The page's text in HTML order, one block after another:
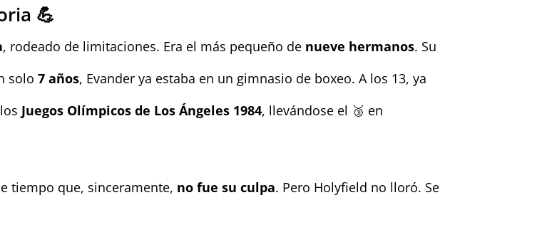
💪
, rodeado de limitaciones. Era el más pequeño de nueve hermanos. Su
solo7 años, Evander ya estaba en un gimnasio de boxeo. A los 13, ya
Juegos Olímpicos de Los Ángeles 1984, llevándose el 🥉 en
tiempo que, sinceramente, no fue su culpa. Pero Holyfield no lloró. Se